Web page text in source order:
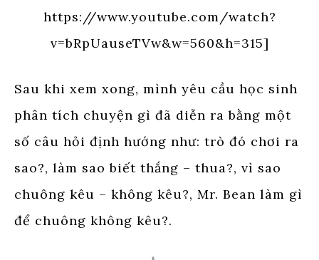
https://www.youtube.com/watch?
v=bRpUauseTVw&w=560&h=315]
Sau khi xem xong, mình yêu cầu học sinh
phân tích chuyện gì đã diễn ra bằng một
số câu hỏi định hướng như: trò đó chơi ra
sao?, làm sao biết thắng – thua?, vì sao
chuông kêu – không kêu?, Mr. Bean làm gì
để chuông không kêu?.